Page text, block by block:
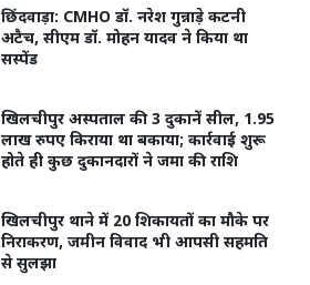
छिंदवाड़ा: CMHO डॉ. नरेश गुन्नाड़े कटनी
अटैच, सीएम डॉ. मोहन यादव ने किया था
सस्पेंड
खिलचीपुर अस्पताल की 3 दुकानें सील, 1.95
लाख रुपए किराया था बकाया; कार्रवाई शुरू
होते ही कुछ दुकानदारों ने जमा की राशि
खिलचीपुर थाने में 20 शिकायतों का मौके पर
निराकरण, जमीन विवाद भी आपसी सहमति
से सुलझा